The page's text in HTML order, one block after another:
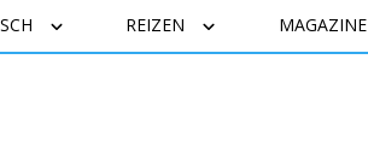
REIZEN MAGAZINE